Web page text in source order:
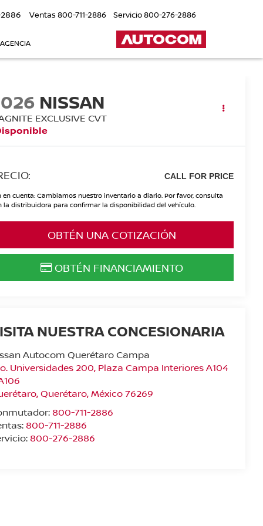
Ventas800-711-2886 Servicio800-276-2886
NISSAN
EXCLUSIVE CVT
CALL FOR PRICE
en cuenta: Cambiamos nuestro inventario a diario. Por favor, consulta
la distribuidora para confirmar la disponibilidad del vehículo.
OBTÉN UNA COTIZACIÓN
OBTÉN FINANCIAMIENTO
NUESTRA CONCESIONARIA
Autocom Querétaro Campa
Universidades 200, Plaza Campa Interiores A104
,Querétaro, México76269
800-711-2886
800-711-2886
800-276-2886